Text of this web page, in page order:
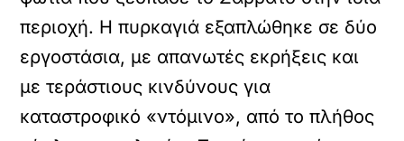
περιοχή. Η πυρκαγιά εξαπλώθηκε σε δύο
εργοστάσια, με απανωτές εκρήξεις και
με τεράστιους κινδύνους για
καταστροφικό «ντόμινο», από το πλήθος